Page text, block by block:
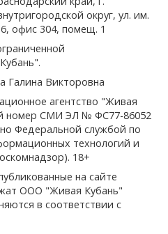
округ, ул. им.
офис 304, помещ. 1
Галина Викторовна
агентство "Живая
номер СМИ ЭЛ № ФС77-86052
Федеральной службой по
технологий и
18+
на сайте
ООО "Живая Кубань"
в соответствии с